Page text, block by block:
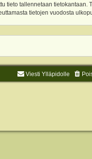
tieto tallennetaan tietokantaan.
tietojen vuodosta
Viesti Ylläpidolle